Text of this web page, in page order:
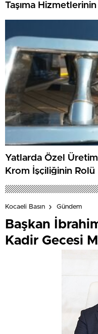
Taşıma Hizmetlerinin
Yatlarda Özel
Krom İşçiliğinin Rolü
Kocaeli Basın Gündem
Başkan
Kadir Gecesi